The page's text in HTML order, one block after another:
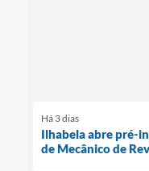
Há 3 dias
Ilhabela abre pré-
de Mecânico de